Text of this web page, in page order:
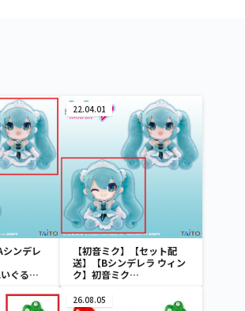
シンデレ
ぐるみ
22.04.01
【初音ミク】【セット配
送】【Bシンデレラ ウィン
ク】初音ミク
vol.4
26.08.05